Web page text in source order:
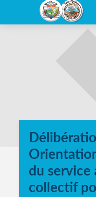
du service
collectif